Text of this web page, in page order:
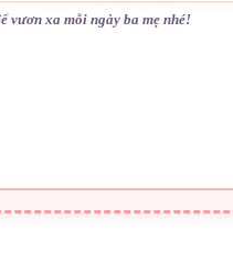
vươn xa mỗi ngày ba mẹ nhé!